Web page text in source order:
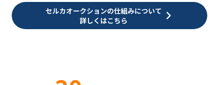
セルカオークションの仕組みについて
詳しくはこちら